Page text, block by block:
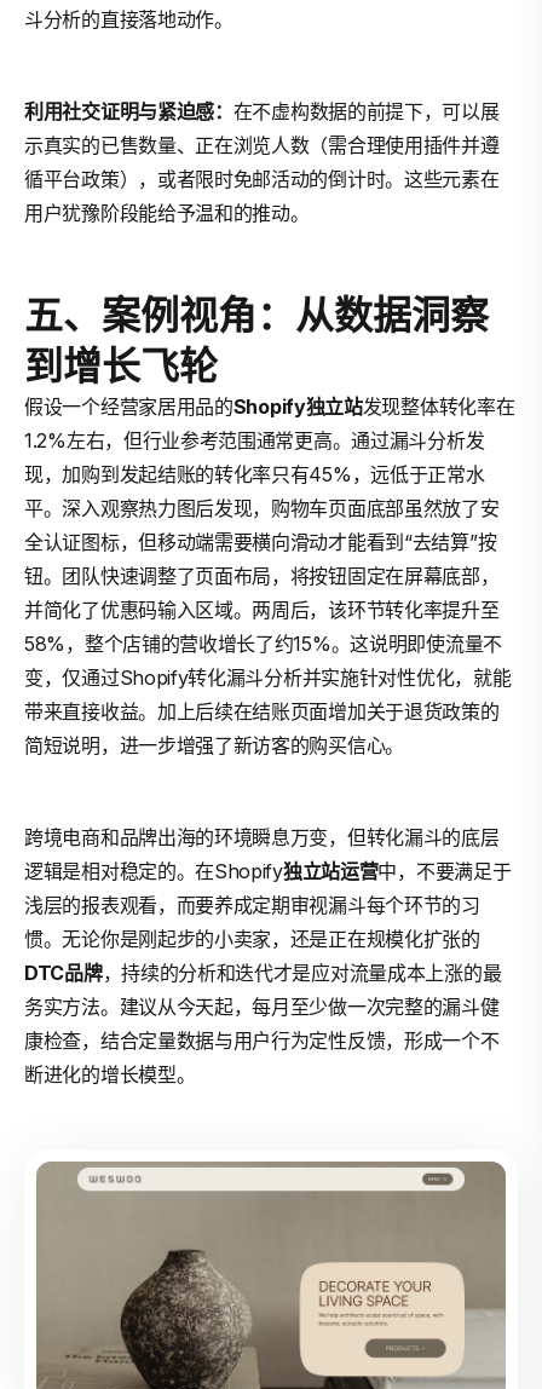
斗分析的直接落地动作。
利用社交证明与紧迫感： 在不虚构数据的前提下，可以展
示真实的已售数量、正在浏览人数（需合理使用插件并遵
循平台政策），或者限时免邮活动的倒计时。这些元素在
用户犹豫阶段能给予温和的推动。
五、案例视角：从数据洞察
到增长飞轮
假设一个经营家居用品的Shopify独立站发现整体转化率在
1.2%左右，但行业参考范围通常更高。通过漏斗分析发
现，加购到发起结账的转化率只有45%，远低于正常水
平。深入观察热力图后发现，购物车页面底部虽然放了安
全认证图标，但移动端需要横向滑动才能看到“去结算”按
钮。团队快速调整了页面布局，将按钮固定在屏幕底部，
并简化了优惠码输入区域。两周后，该环节转化率提升至
58%，整个店铺的营收增长了约15%。这说明即使流量不
变，仅通过Shopify转化漏斗分析并实施针对性优化，就能
带来直接收益。加上后续在结账页面增加关于退货政策的
简短说明，进一步增强了新访客的购买信心。
跨境电商和品牌出海的环境瞬息万变，但转化漏斗的底层
逻辑是相对稳定的。在Shopify独立站运营中，不要满足于
浅层的报表观看，而要养成定期审视漏斗每个环节的习
惯。无论你是刚起步的小卖家，还是正在规模化扩张的
DTC品牌，持续的分析和迭代才是应对流量成本上涨的最
务实方法。建议从今天起，每月至少做一次完整的漏斗健
康检查，结合定量数据与用户行为定性反馈，形成一个不
断进化的增长模型。